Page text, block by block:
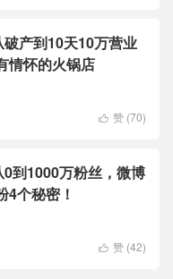
破产到10天10万营业
情怀的火锅店
 赞 (70)
0到1000万粉丝，微博
4个秘密！
 赞 (42)